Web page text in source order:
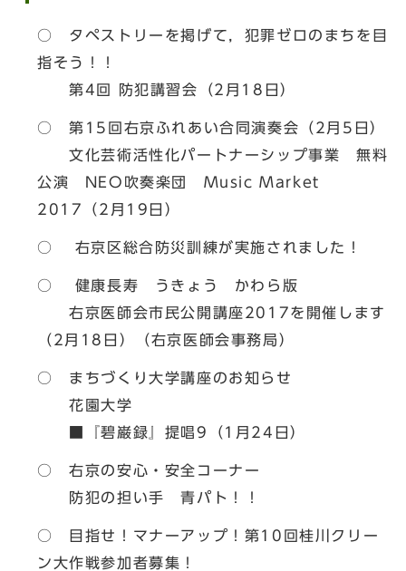
○ タペストリーを掲げて，犯罪ゼロのまちを目
指そう！！
第4回 防犯講習会（2月18日）
○ 第15回右京ふれあい合同演奏会（2月5日）
文化芸術活性化パートナーシップ事業 無料
公演 NEO吹奏楽団 Music Market
2017（2月19日）
○ 右京区総合防災訓練が実施されました！
○ 健康長寿 うきょう かわら版
右京医師会市民公開講座2017を開催します
（2月18日）（右京医師会事務局）
○ まちづくり大学講座のお知らせ
花園大学
■『碧巌録』提唱9（1月24日）
○ 右京の安心・安全コーナー
防犯の担い手 青パト！！
○ 目指せ！マナーアップ！第10回桂川クリー
ン大作戦参加者募集！